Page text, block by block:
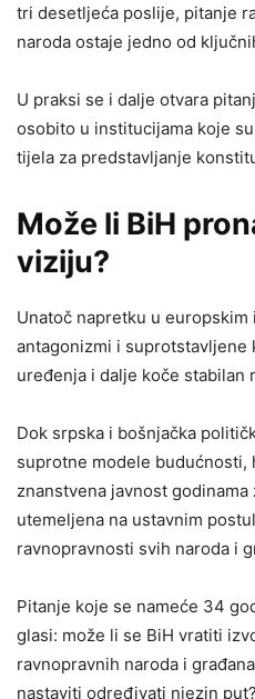
tri desetljeća poslije, pitanje
naroda ostaje jedno od
U praksi se i dalje otvara
osobito u institucijama koje
tijela za predstavljanje
Može li BiH
viziju?
Unatoč napretku u
antagonizmi i suprotstavljene
uređenja i dalje koče stabilan
Dok srpska i bošnjačka
suprotne modele budućnosti,
znanstvena javnost
utemeljena na ustavnim
ravnopravnosti svih naroda i
Pitanje koje se nameće 34
glasi: može li se BiH vratiti
ravnopravnih naroda i
nastaviti određivati njezin put?